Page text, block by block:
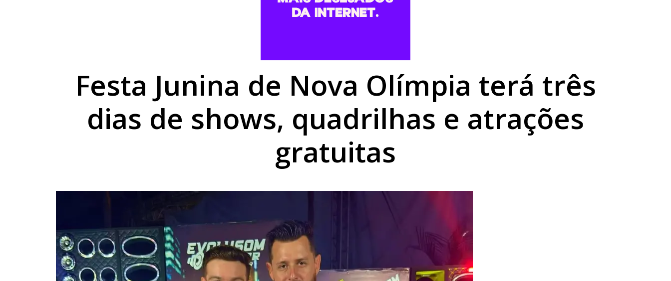
Temporal deixa quase 300 mil imóveis sem energia e provoca destruição no Rio Grande do Sul
Festa Junina de Nova Olímpia terá três
dias de shows, quadrilhas e atrações
gratuitas